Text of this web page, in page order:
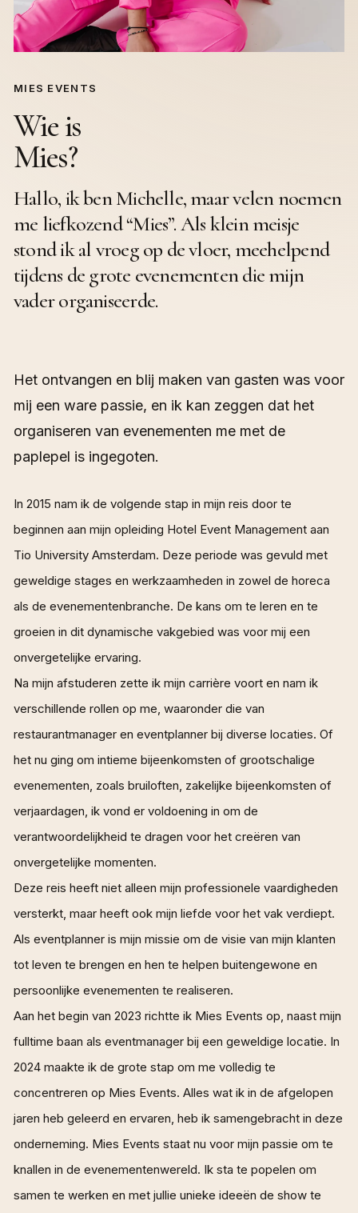
MIES EVENTS
Wie is
Mies?
Hallo, ik ben Michelle, maar velen noemen
me liefkozend “Mies”. Als klein meisje
stond ik al vroeg op de vloer, meehelpend
tijdens de grote evenementen die mijn
vader organiseerde.
Het ontvangen en blij maken van gasten was voor
mij een ware passie, en ik kan zeggen dat het
organiseren van evenementen me met de
paplepel is ingegoten.
In 2015 nam ik de volgende stap in mijn reis door te
beginnen aan mijn opleiding Hotel Event Management aan
Tio University Amsterdam. Deze periode was gevuld met
geweldige stages en werkzaamheden in zowel de horeca
als de evenementenbranche. De kans om te leren en te
groeien in dit dynamische vakgebied was voor mij een
onvergetelijke ervaring.
Na mijn afstuderen zette ik mijn carrière voort en nam ik
verschillende rollen op me, waaronder die van
restaurantmanager en eventplanner bij diverse locaties. Of
het nu ging om intieme bijeenkomsten of grootschalige
evenementen, zoals bruiloften, zakelijke bijeenkomsten of
verjaardagen, ik vond er voldoening in om de
verantwoordelijkheid te dragen voor het creëren van
onvergetelijke momenten.
Deze reis heeft niet alleen mijn professionele vaardigheden
versterkt, maar heeft ook mijn liefde voor het vak verdiept.
Als eventplanner is mijn missie om de visie van mijn klanten
tot leven te brengen en hen te helpen buitengewone en
persoonlijke evenementen te realiseren.
Aan het begin van 2023 richtte ik Mies Events op, naast mijn
fulltime baan als eventmanager bij een geweldige locatie. In
2024 maakte ik de grote stap om me volledig te
concentreren op Mies Events. Alles wat ik in de afgelopen
jaren heb geleerd en ervaren, heb ik samengebracht in deze
onderneming. Mies Events staat nu voor mijn passie om te
knallen in de evenementenwereld. Ik sta te popelen om
samen te werken en met jullie unieke ideeën de show te